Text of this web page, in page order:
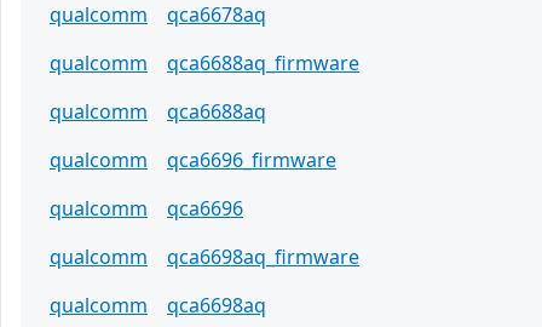
qualcomm
qca6678aq
qualcomm
qca6688aq_firmware
qualcomm
qca6688aq
qualcomm
qca6696_firmware
qualcomm
qca6696
qualcomm
qca6698aq_firmware
qualcomm
qca6698aq